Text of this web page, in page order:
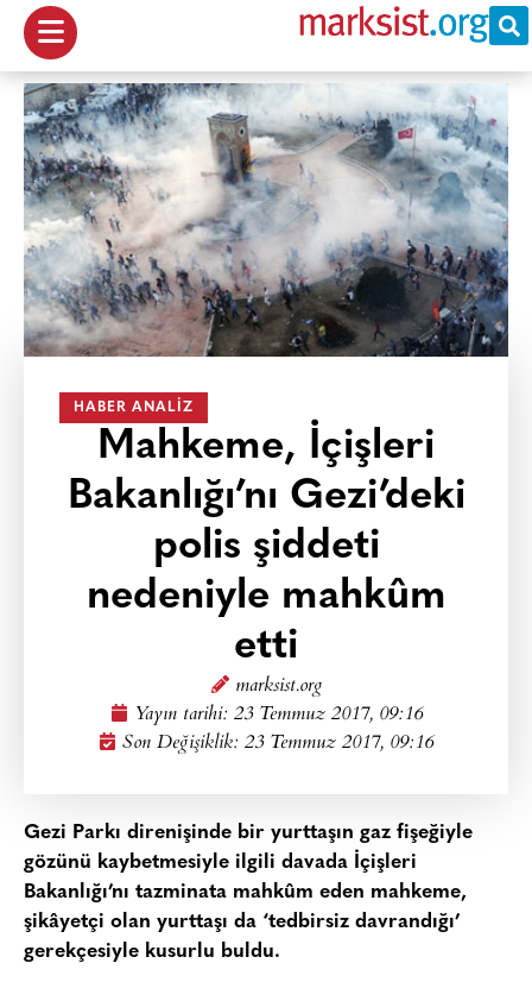
HABER ANALIZ
Mahkeme, İçişleri
Bakanlığı’nı Gezi’deki
polis şiddeti
nedeniyle mahkûm
etti
marksist.org
Yayın tarihi: 23 Temmuz 2017, 09:16
Son Değişiklik: 23 Temmuz 2017, 09:16
Gezi Parkı direnişinde bir yurttaşın gaz fişeğiyle
gözünü kaybetmesiyle ilgili davada İçişleri
Bakanlığı’nı tazminata mahkûm eden mahkeme,
şikâyetçi olan yurttaşı da ‘tedbirsiz davrandığı’
gerekçesiyle kusurlu buldu.